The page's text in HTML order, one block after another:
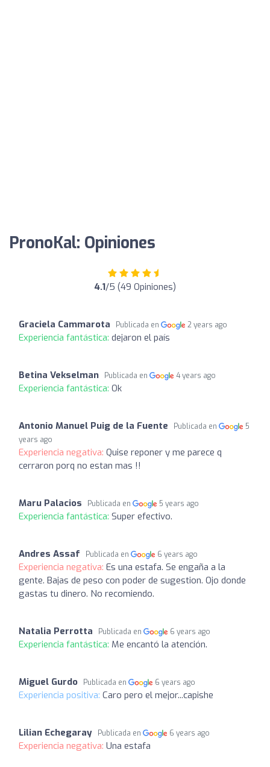
PronoKal: Opiniones
4.1/5 (49 Opiniones)
Graciela Cammarota Publicada en 2 years ago
Experiencia fantástica: dejaron el país
Betina Vekselman Publicada en 4 years ago
Experiencia fantástica: Ok
Antonio Manuel Puig de la Fuente Publicada en
5
years ago
Experiencia negativa: Quise reponer y me parece q
cerraron porq no estan mas !!
Maru Palacios Publicada en 5 years ago
Experiencia fantástica: Super efectivo.
Andres Assaf Publicada en 6 years ago
Experiencia negativa: Es una estafa. Se engaña a la
gente. Bajas de peso con poder de sugestion. Ojo donde
gastas tu dinero. No recomiendo.
Natalia Perrotta Publicada en 6 years ago
Experiencia fantástica: Me encantó la atención.
Miguel Gurdo Publicada en 6 years ago
Experiencia positiva: Caro pero el mejor...capishe
Lilian Echegaray Publicada en 6 years ago
Experiencia negativa: Una estafa